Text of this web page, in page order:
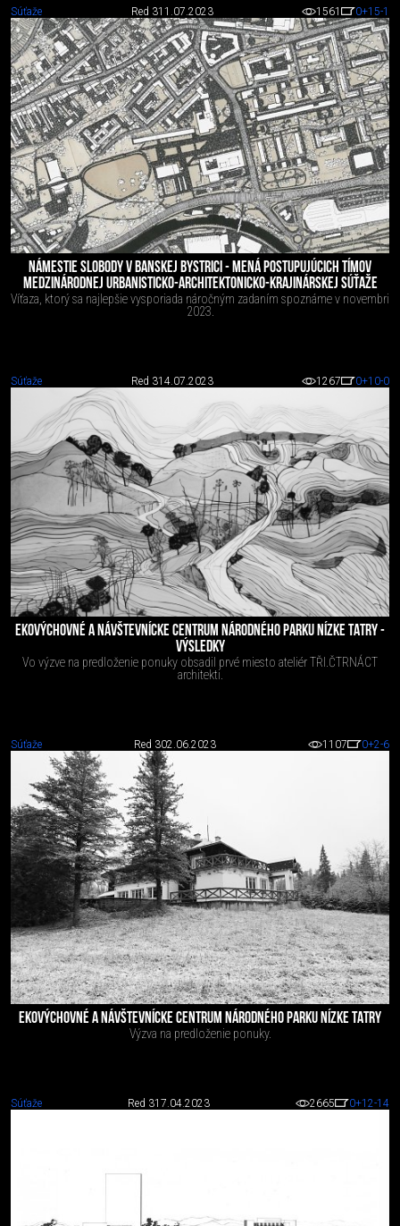
Súťaže Red 311.07.2023 1561 0+15-1
NÁMESTIE SLOBODY V BANSKEJ BYSTRICI - MENÁ POSTUPUJÚCICH TÍMOV
MEDZINÁRODNEJ URBANISTICKO-ARCHITEKTONICKO-KRAJINÁRSKEJ SÚŤAŽE
Víťaza, ktorý sa najlepšie vysporiada náročným zadaním spoznáme v novembri
2023.
Súťaže Red 314.07.2023 1267 0+10-0
EKOVÝCHOVNÉ A NÁVŠTEVNÍCKE CENTRUM NÁRODNÉHO PARKU NÍZKE TATRY -
VÝSLEDKY
Vo výzve na predloženie ponuky obsadil prvé miesto ateliér TŘI.ČTRNÁCT
architekti.
Súťaže Red 302.06.2023 1107 0+2-6
EKOVÝCHOVNÉ A NÁVŠTEVNÍCKE CENTRUM NÁRODNÉHO PARKU NÍZKE TATRY
Výzva na predloženie ponuky.
Súťaže Red 317.04.2023 2665 0+12-14